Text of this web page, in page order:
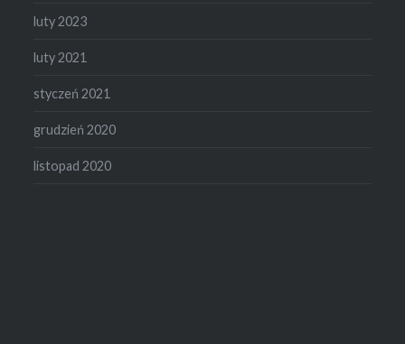
luty 2023
luty 2021
styczeń 2021
grudzień 2020
listopad 2020